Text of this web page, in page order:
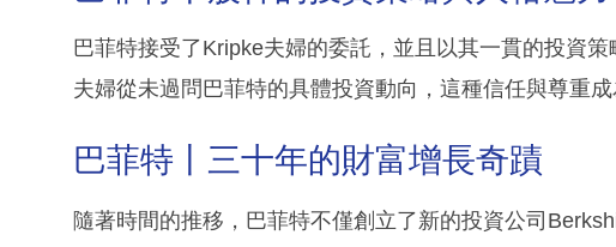
巴菲特接受了Kripke夫婦的委託，並且以其一貫的投資
夫婦從未過問巴菲特的具體投資動向，這種信任與尊重成
巴菲特丨三十年的財富增長奇蹟
隨著時間的推移，巴菲特不僅創立了新的投資公司